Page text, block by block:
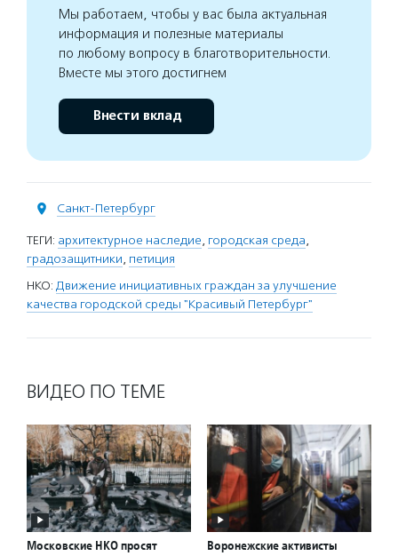
Мы работаем, чтобы у вас была актуальная
информация и полезные материалы
по любому вопросу в благотворительности.
Вместе мы этого достигнем
Внести вклад
Санкт-Петербург
ТЕГИ: архитектурное наследие, городская среда,
градозащитники, петиция
НКО: Движение инициативных граждан за улучшение
качества городской среды "Красивый Петербург"
ВИДЕО ПО ТЕМЕ
Московские НКО просят
Воронежские активисты